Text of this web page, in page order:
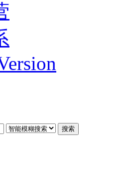
搜索